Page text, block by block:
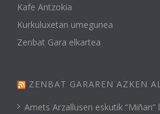
Kafe Antzokia
Kurkuluxetan umegunea
Zenbat Gara elkartea
ZENBAT GARAREN AZKEN
Amets Arzallusen eskutik